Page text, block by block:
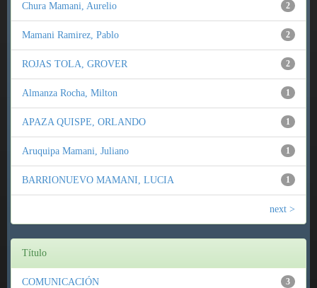
2
Chura Mamani, Aurelio
2
Mamani Ramirez, Pablo
2
ROJAS TOLA, GROVER
1
Almanza Rocha, Milton
1
APAZA QUISPE, ORLANDO
1
Aruquipa Mamani, Juliano
1
BARRIONUEVO MAMANI, LUCIA
next >
Título
3
COMUNICACIÓN